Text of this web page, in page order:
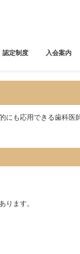
認定制度 入会案内
も応用できる歯科医
ます。